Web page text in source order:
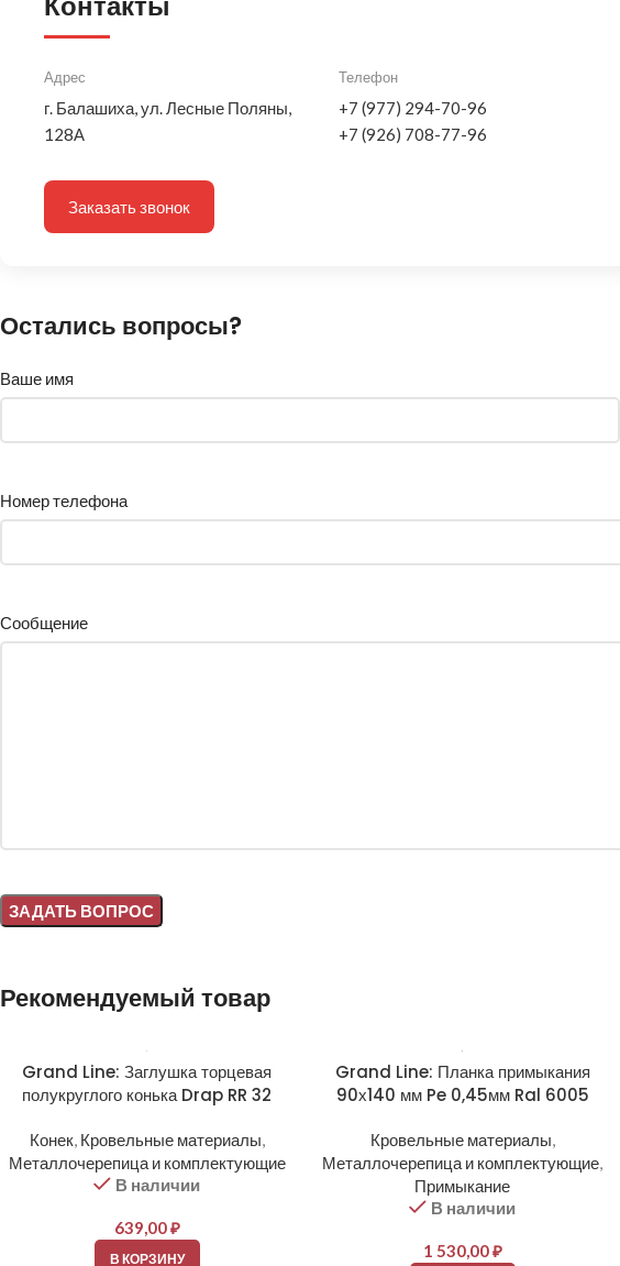
Адрес
г. Балашиха, ул. Лесные Поляны,
128А
Телефон
+7 (977) 294-70-96
+7 (926) 708-77-96
Заказать звонок
Остались вопросы?
Ваше имя
Номер телефона
Сообщение
Рекомендуемый товар
Grand Line: Заглушка торцевая
полукруглого конька Drap RR 32
Конек, Кровельные материалы,
Металлочерепица и комплектующие
В наличии
639,00₽
В КОРЗИНУ
Grand Line: Планка примыкания
90х140 мм Pe 0,45мм Ral 6005
Кровельные материалы,
Металлочерепица и комплектующие,
Примыкание
В наличии
1 530,00₽